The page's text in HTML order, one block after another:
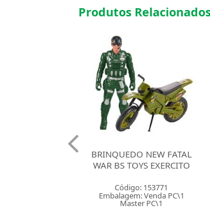
Produtos
BRINQUEDO NEW FATAL
WAR BS TOYS EXERCITO
Código: 153771
Embalagem: Venda PC\1
Master PC\1